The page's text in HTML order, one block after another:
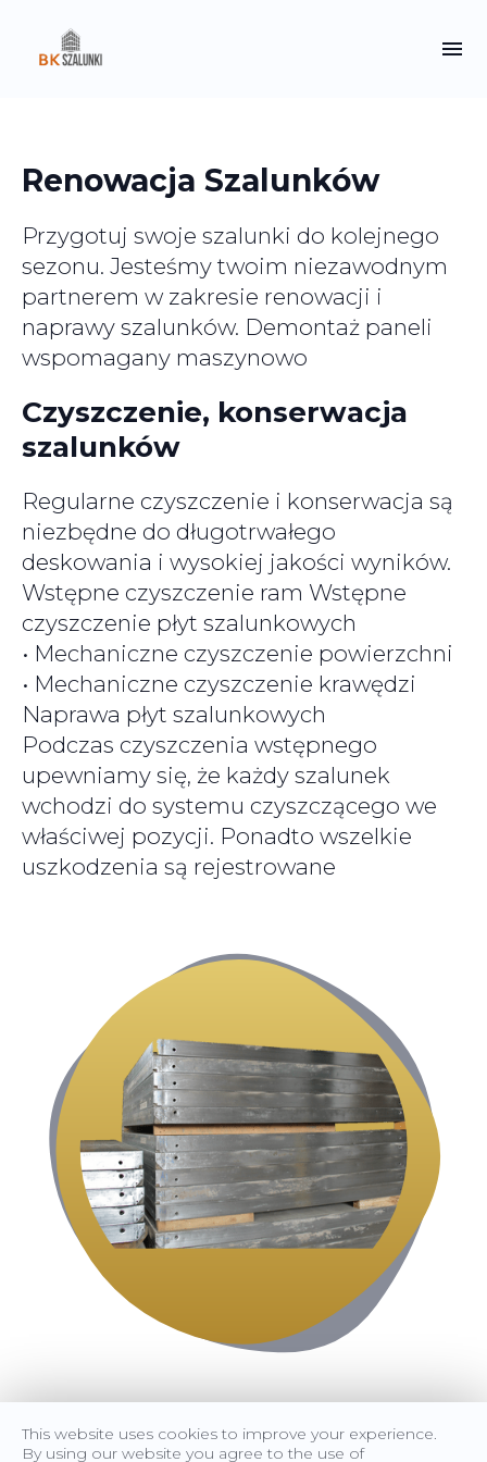
Renowacja Szalunków
Przygotuj swoje szalunki do kolejnego
sezonu. Jesteśmy twoim niezawodnym
partnerem w zakresie renowacji i
naprawy szalunków. Demontaż paneli
wspomagany maszynowo
Czyszczenie, konserwacja
szalunków
Regularne czyszczenie i konserwacja są
niezbędne do długotrwałego
deskowania i wysokiej jakości wyników.
Wstępne czyszczenie ram Wstępne
czyszczenie płyt szalunkowych
• Mechaniczne czyszczenie powierzchni
• Mechaniczne czyszczenie krawędzi
Naprawa płyt szalunkowych
Podczas czyszczenia wstępnego
upewniamy się, że każdy szalunek
wchodzi do systemu czyszczącego we
właściwej pozycji. Ponadto wszelkie
uszkodzenia są rejestrowane
This website uses cookies to improve your experience.
By using our website you agree to the use of